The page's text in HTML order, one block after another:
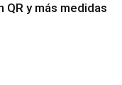
QR y más medidas